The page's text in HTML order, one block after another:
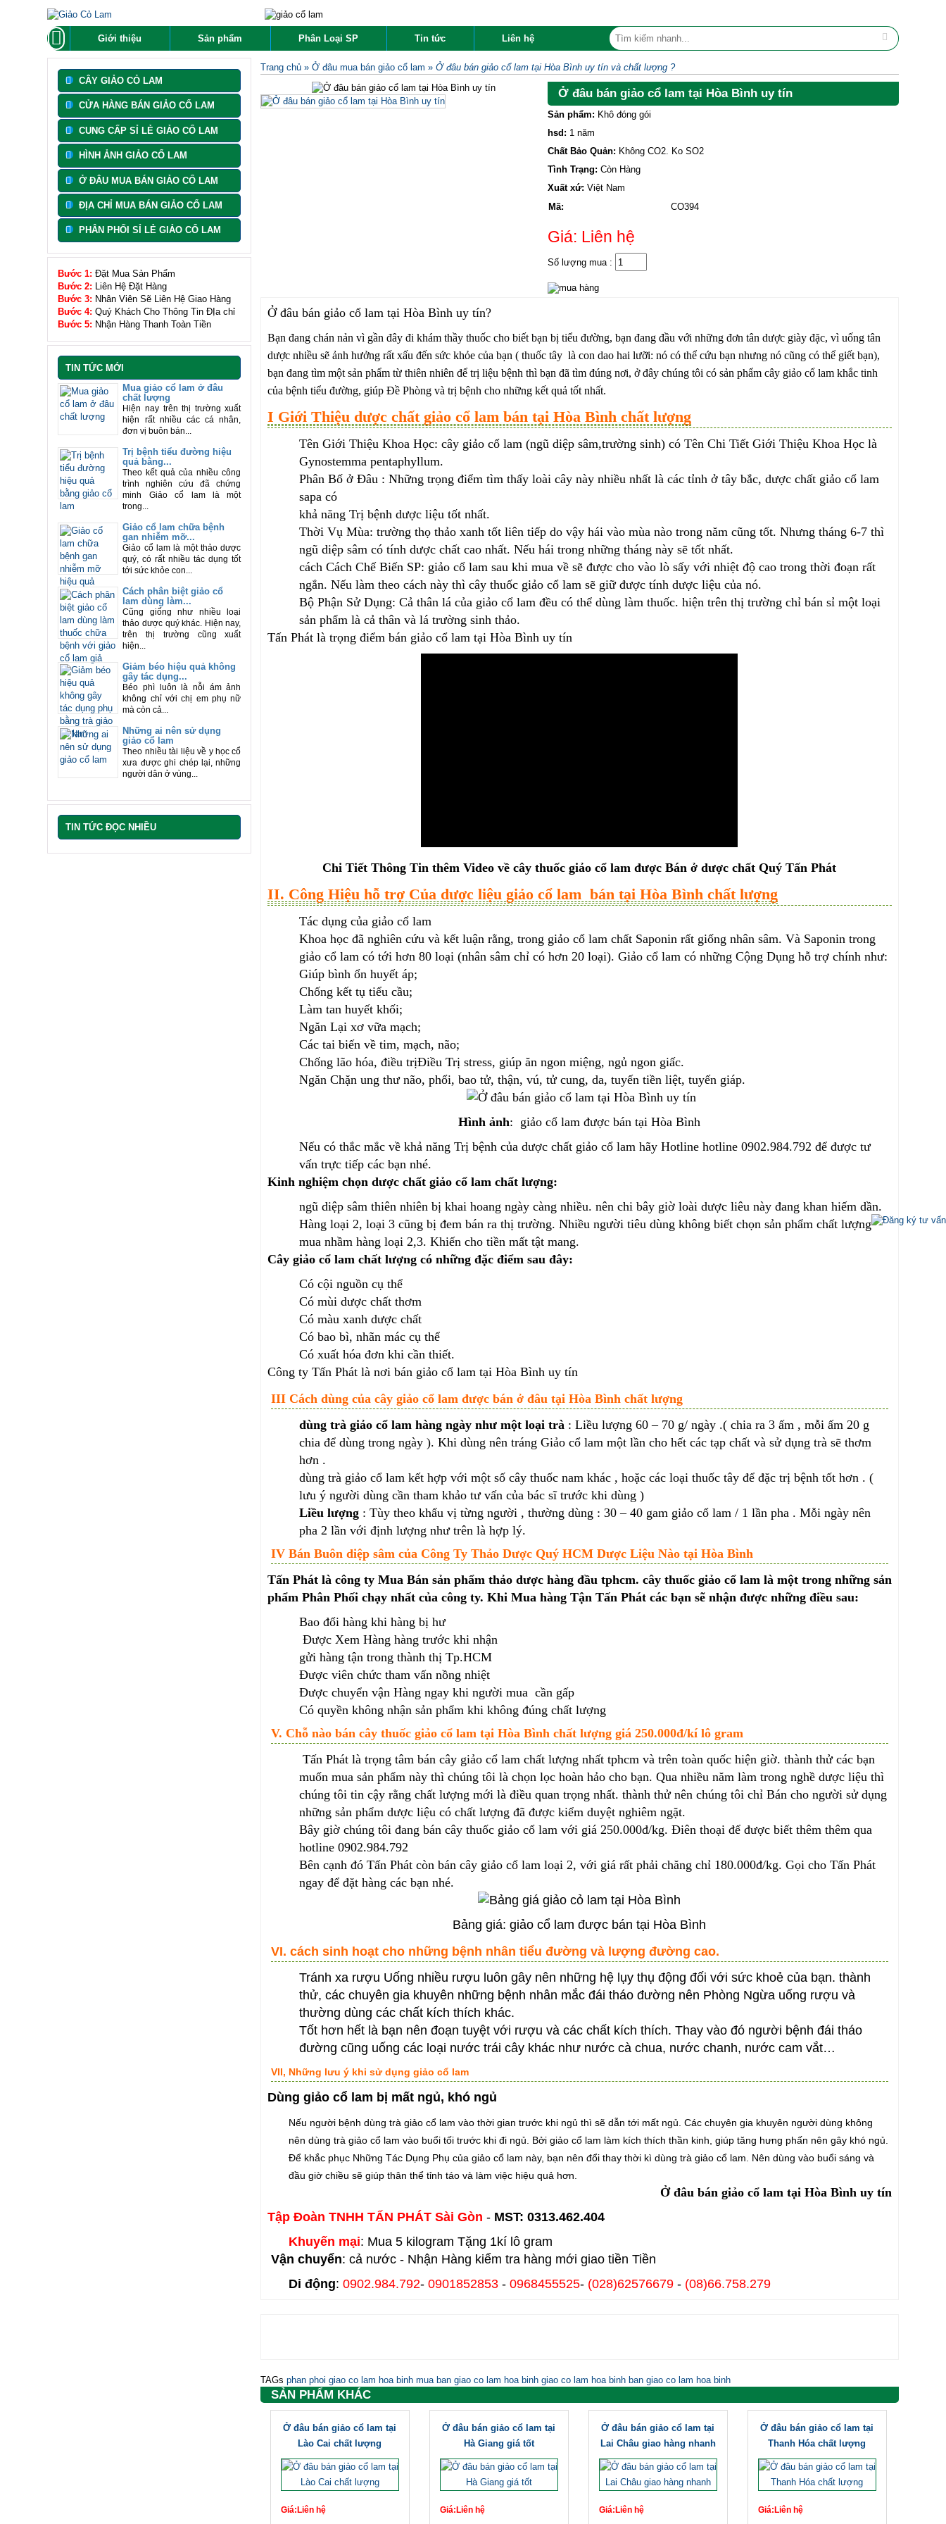
Giới thiệu Sản phẩm Phân Loại SP Tin tức Liên hệ
CÂY GIẢO CỎ LAM
CỬA HÀNG BÁN GIẢO CỔ LAM
CUNG CẤP SỈ LẺ GIẢO CỔ LAM
HÌNH ẢNH GIẢO CỔ LAM
Ở ĐÂU MUA BÁN GIẢO CỔ LAM
ĐỊA CHỈ MUA BÁN GIẢO CỔ LAM
PHÂN PHỐI SỈ LẺ GIẢO CỔ LAM
Bước 1: Đặt Mua Sản Phẩm
Bước 2: Liên Hệ Đặt Hàng
Bước 3: Nhân Viên Sẽ Liên Hệ Giao Hàng
Bước 4: Quý Khách Cho Thông Tin ĐỊa chỉ
Bước 5: Nhận Hàng Thanh Toàn Tiền
TIN TỨC MỚI
Mua giảo cổ lam ở đâu
chất lượng
Hiện nay trên thị trường xuất
hiện rất nhiều các cá nhân,
đơn vị buôn bán...
Trị bệnh tiểu đường hiệu
quả bằng...
Theo kết quả của nhiều công
trình nghiên cứu đã chứng
minh Giảo cổ lam là một
trong...
Giảo cổ lam chữa bệnh
gan nhiễm mỡ...
Giảo cổ lam là một thảo dược
quý, có rất nhiều tác dụng tốt
tới sức khỏe con...
Cách phân biệt giảo cổ
lam dùng làm...
Cũng giống như nhiều loại
thảo dược quý khác. Hiện nay,
trên thị trường cũng xuất
hiện...
Giảm béo hiệu quả không
gây tác dụng...
Béo phì luôn là nỗi ám ảnh
không chỉ với chị em phụ nữ
mà còn cả...
Những ai nên sử dụng
giảo cổ lam
Theo nhiều tài liệu về y học cổ
xưa được ghi chép lại, những
người dân ở vùng...
TIN TỨC ĐỌC NHIỀU
Trang chủ » Ở đâu mua bán giảo cổ lam » Ở đâu bán giảo cổ lam tại Hòa Bình uy tín và chất lượng ?
Ở đâu bán giảo cổ lam tại Hòa Bình uy tín
Sản phẩm: Khô đóng gói
hsd: 1 năm
Chất Bảo Quản: Không CO2. Ko SO2
Tình Trạng: Còn Hàng
Xuất xứ: Việt Nam
Mã:
CO394
Giá: Liên hệ
Số lượng mua :
Ở đâu bán giảo cổ lam tại Hòa Bình uy tín?
Bạn đang chán nản vì gần đây đi khám thầy thuốc cho biết bạn bị tiểu đường, bạn đang đầu với những đơn tân dược giày đặc, vì uống tân
dược nhiều sẽ ảnh hưởng rất xấu đến sức khỏe của bạn ( thuốc tây là con dao hai lưỡi: nó có thể cứu bạn nhưng nó cũng có thể giết bạn),
bạn đang tìm một sản phẩm từ thiên nhiên để trị liệu bệnh thì bạn đã tìm đúng nơi, ở đây chúng tôi có sản phẩm cây giảo cổ lam khắc tinh
của bệnh tiểu đường, giúp Đề Phòng và trị bệnh cho những kết quả tốt nhất.
I Giới Thiệu dược chất giảo cổ lam bán tại Hòa Bình chất lượng
Tên Giới Thiệu Khoa Học: cây giảo cổ lam (ngũ diệp sâm,trường sinh) có Tên Chi Tiết Giới Thiệu Khoa Học là
Gynostemma pentaphyllum.
Phân Bố ở Đâu : Những trọng điểm tìm thấy loài cây này nhiều nhất là các tỉnh ở tây bắc, dược chất giảo cổ lam
sapa có
khả năng Trị bệnh dược liệu tốt nhất.
Thời Vụ Mùa: trường thọ thảo xanh tốt liên tiếp do vậy hái vào mùa nào trong năm cũng tốt. Nhưng tháng 6-7 thì
ngũ diệp sâm có tính dược chất cao nhất. Nếu hái trong những tháng này sẽ tốt nhất.
cách Cách Chế Biến SP: giảo cổ lam sau khi mua về sẽ được cho vào lò sấy với nhiệt độ cao trong thời đoạn rất
ngắn. Nếu làm theo cách này thì cây thuốc giảo cổ lam sẽ giữ được tính dược liệu của nó.
Bộ Phận Sử Dụng: Cả thân lá của giảo cổ lam đều có thể dùng làm thuốc. hiện trên thị trường chỉ bán sỉ một loại
sản phẩm là cả thân và lá trường sinh thảo.
Tấn Phát là trọng điểm bán giảo cổ lam tại Hòa Bình uy tín
Chi Tiết Thông Tin thêm Video về cây thuốc giảo cổ lam được Bán ở dược chất Quý Tấn Phát
II. Công Hiệu hỗ trợ Của dược liệu giảo cổ lam bán tại Hòa Bình chất lượng
Tác dụng của giảo cổ lam
Khoa học đã nghiên cứu và kết luận rằng, trong giảo cổ lam chất Saponin rất giống nhân sâm. Và Saponin trong
giảo cổ lam có tới hơn 80 loại (nhân sâm chỉ có hơn 20 loại). Giảo cổ lam có những Cộng Dụng hỗ trợ chính như:
Giúp bình ổn huyết áp;
Chống kết tụ tiểu cầu;
Làm tan huyết khối;
Ngăn Lại xơ vữa mạch;
Các tai biến về tim, mạch, não;
Chống lão hóa, điều trịĐiều Trị stress, giúp ăn ngon miệng, ngủ ngon giấc.
Ngăn Chặn ung thư não, phổi, bao tử, thận, vú, tử cung, da, tuyến tiền liệt, tuyến giáp.
Hình ảnh: giảo cổ lam được bán tại Hòa Bình
Nếu có thắc mắc về khả năng Trị bệnh của dược chất giảo cổ lam hãy Hotline hotline 0902.984.792 để được tư
vấn trực tiếp các bạn nhé.
Kinh nghiệm chọn dược chất giảo cổ lam chất lượng:
ngũ diệp sâm thiên nhiên bị khai hoang ngày càng nhiều. nên chi bây giờ loài dược liêu này đang khan hiếm dần.
Hàng loại 2, loại 3 cũng bị đem bán ra thị trường. Nhiều người tiêu dùng không biết chọn sản phẩm chất lượng
mua nhầm hàng loại 2,3. Khiến cho tiền mất tật mang.
Cây giảo cổ lam chất lượng có những đặc điểm sau đây:
Có cội nguồn cụ thể
Có mùi dược chất thơm
Có màu xanh dược chất
Có bao bì, nhãn mác cụ thể
Có xuất hóa đơn khi cần thiết.
Công ty Tấn Phát là nơi bán giảo cổ lam tại Hòa Bình uy tín
III Cách dùng của cây giảo cổ lam được bán ở đâu tại Hòa Bình chất lượng
dùng trà giảo cổ lam hàng ngày như một loại trà : Liều lượng 60 – 70 g/ ngày .( chia ra 3 ấm , mỗi ấm 20 g
chia để dùng trong ngày ). Khi dùng nên tráng Giảo cổ lam một lần cho hết các tạp chất và sử dụng trà sẽ thơm
hơn .
dùng trà giảo cổ lam kết hợp với một số cây thuốc nam khác , hoặc các loại thuốc tây để đặc trị bệnh tốt hơn . (
lưu ý người dùng cần tham khảo tư vấn của bác sĩ trước khi dùng )
Liều lượng: Tùy theo khẩu vị từng người , thường dùng : 30 – 40 gam giảo cổ lam / 1 lần pha . Mỗi ngày nên
pha 2 lần với định lượng như trên là hợp lý.
IV Bán Buôn diệp sâm của Công Ty Thảo Dược Quý HCM Dược Liệu Nào tại Hòa Bình
Tấn Phát là công ty Mua Bán sản phẩm thảo dược hàng đầu tphcm. cây thuốc giảo cổ lam là một trong những sản
phẩm Phân Phối chạy nhất của công ty. Khi Mua hàng Tận Tấn Phát các bạn sẽ nhận được những điều sau:
Bao đổi hàng khi hàng bị hư
Được Xem Hàng hàng trước khi nhận
gửi hàng tận trong thành thị Tp.HCM
Được viên chức tham vấn nồng nhiệt
Được chuyển vận Hàng ngay khi người mua cần gấp
Có quyền không nhận sản phẩm khi không đúng chất lượng
V. Chỗ nào bán cây thuốc giảo cổ lam tại Hòa Bình chất lượng giá 250.000đ/kí lô gram
Tấn Phát là trọng tâm bán cây giảo cổ lam chất lượng nhất tphcm và trên toàn quốc hiện giờ. thành thử các bạn
muốn mua sản phẩm này thì chúng tôi là chọn lọc hoàn hảo cho bạn. Qua nhiều năm làm trong nghề dược liệu thì
chúng tôi tin cậy rằng chất lượng mới là điều quan trọng nhất. thành thử nên chúng tôi chỉ Bán cho người sử dụng
những sản phẩm dược liệu có chất lượng đã được kiểm duyệt nghiêm ngặt.
Bây giờ chúng tôi đang bán cây thuốc giảo cổ lam với giá 250.000đ/kg. Điên thoại để được biết thêm thêm qua
hotline 0902.984.792
Bên cạnh đó Tấn Phát còn bán cây giảo cổ lam loại 2, với giá rất phải chăng chỉ 180.000đ/kg. Gọi cho Tấn Phát
ngay để đặt hàng các bạn nhé.
Bảng giá: giảo cổ lam được bán tại Hòa Bình
VI. cách sinh hoạt cho những bệnh nhân tiểu đường và lượng đường cao.
Tránh xa rượu Uống nhiều rượu luôn gây nên những hệ lụy thụ động đối với sức khoẻ của bạn. thành
thử, các chuyên gia khuyên những bệnh nhân mắc đái tháo đường nên Phòng Ngừa uống rượu và
thường dùng các chất kích thích khác.
Tốt hơn hết là bạn nên đoạn tuyệt với rượu và các chất kích thích. Thay vào đó người bệnh đái tháo
đường cũng uống các loại nước trái cây khác như nước cà chua, nước chanh, nước cam vắt…
VII, Những lưu ý khi sử dụng giảo cổ lam
Dùng giảo cổ lam bị mất ngủ, khó ngủ
Nếu người bệnh dùng trà giảo cổ lam vào thời gian trước khi ngủ thì sẽ dẫn tới mất ngủ. Các chuyên gia khuyên người dùng không
nên dùng trà giảo cổ lam vào buổi tối trước khi đi ngủ. Bởi giảo cổ lam làm kích thích thần kinh, giúp tăng hưng phấn nên gây khó ngủ.
Để khắc phục Những Tác Dụng Phụ của giảo cổ lam này, bạn nên đổi thay thời kì dùng trà giảo cổ lam. Nên dùng vào buổi sáng và
đầu giờ chiều sẽ giúp thân thể tỉnh táo và làm việc hiệu quả hơn.
Ở đâu bán giảo cổ lam tại Hòa Bình uy tín
Tập Đoàn TNHH TẤN PHÁT Sài Gòn -MST: 0313.462.404
Khuyến mại: Mua 5 kilogram Tặng 1kí lô gram
Vận chuyển: cả nước - Nhận Hàng kiểm tra hàng mới giao tiền Tiền
Di động: 0902.984.792-0901852853- 0968455525-(028)62576679- (08)66.758.279
TAGs phan phoi giao co lam hoa binhmua ban giao co lam hoa binhgiao co lam hoa binhban giao co lam hoa binh
SẢN PHẨM KHÁC
Ở đâu bán giảo cổ lam tại
Lào Cai chất lượng
Giá:Liên hệ
Ở đâu bán giảo cổ lam tại
Hà Giang giá tốt
Giá:Liên hệ
Ở đâu bán giảo cổ lam tại
Lai Châu giao hàng nhanh
Giá:Liên hệ
Ở đâu bán giảo cổ lam tại
Thanh Hóa chất lượng
Giá:Liên hệ